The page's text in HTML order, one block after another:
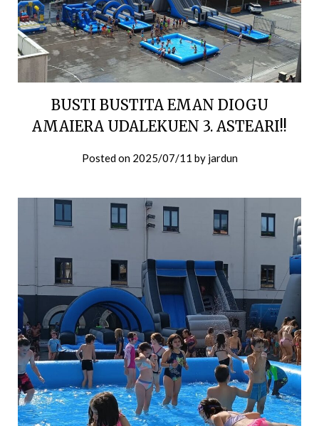
BUSTI BUSTITA EMAN DIOGU
AMAIERA UDALEKUEN 3. ASTEARI!!
Posted on 2025/07/11 by jardun